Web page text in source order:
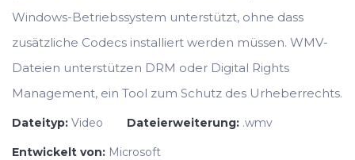
Windows-Betriebssystem unterstützt, ohne dass
zusätzliche Codecs installiert werden müssen. WMV-
Dateien unterstützen DRM oder Digital Rights
Management, ein Tool zum Schutz des Urheberrechts.
Dateityp: Video Dateierweiterung: .wmv
Entwickelt von: Microsoft